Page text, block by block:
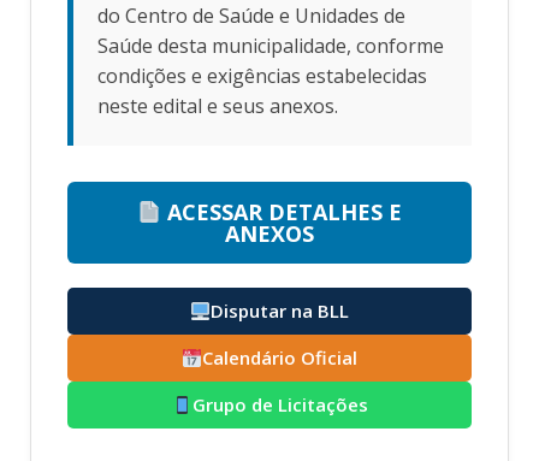
do Centro de Saúde e Unidades de
Saúde desta municipalidade, conforme
condições e exigências estabelecidas
neste edital e seus anexos.
ACESSAR DETALHES E
ANEXOS
Disputar na BLL
Calendário Oficial
Grupo de Licitações